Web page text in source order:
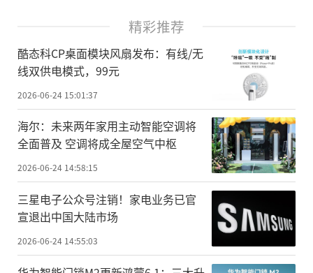
精彩推荐
酷态科CP桌面模块风扇发布：有线/无
线双供电模式，99元
2026-06-24 15:01:37
海尔：未来两年家用主动智能空调将
全面普及 空调将成全屋空气中枢
2026-06-24 14:58:15
三星电子公众号注销！家电业务已官
宣退出中国大陆市场
2026-06-24 14:55:03